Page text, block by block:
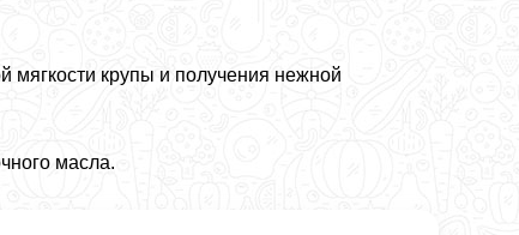
мягкости крупы и получения нежной
масла.